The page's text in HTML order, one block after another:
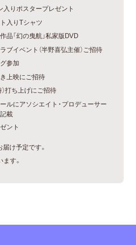
入りポスタープレゼント
入りTシャツ
品「幻の曳航」私家版DVD
ブイベント（半野喜弘主催）ご招待
参加
上映にご招待
打ち上げにご招待
ルにアソシエイト・プロデューサー
載
ント
け予定です。
す。